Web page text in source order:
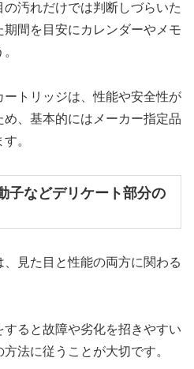
汚れだけでは判断しづらいた
間を目安にカレンダーやメモ
トリッジは、性能や安全性が
、基本的にはメーカー指定品
。
子などデリケート部分の
見た目と性能の両方に関わる
ると故障や劣化を招きやすい
法に従うことが大切です。